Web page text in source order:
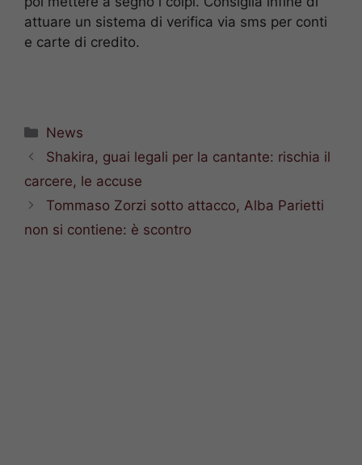
attuare un sistema di verifica via sms per conti
e carte di credito.
Categorie
News
Shakira, guai legali per la cantante: rischia il
carcere, le accuse
Tommaso Zorzi sotto attacco, Alba Parietti
non si contiene: è scontro